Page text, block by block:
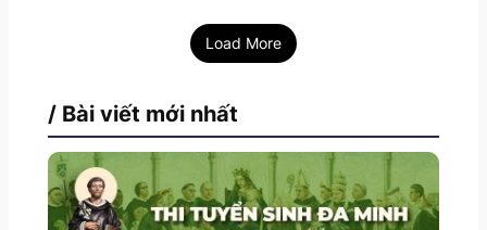
Load More
/ Bài viết mới nhất